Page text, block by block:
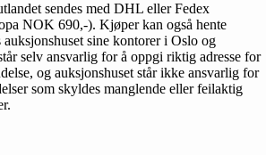
sendes med DHL eller Fedex
NOK 690,-). Kjøper kan også hente
sine kontorer i Oslo og
selv ansvarlig for å oppgi riktig adresse for
og auksjonshuset står ikke ansvarlig for
som skyldes manglende eller feilaktig